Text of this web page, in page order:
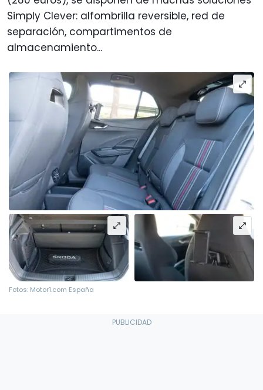
Simply Clever: alfombrilla reversible, red de
separación, compartimentos de
almacenamiento...
Fotos: Motor1.com España